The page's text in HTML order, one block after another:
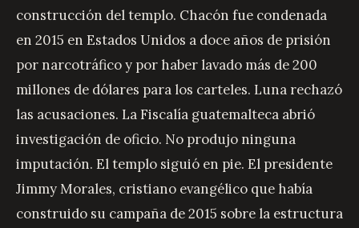
construcción del templo. Chacón fue condenada
en 2015 en Estados Unidos a doce años de prisión
por narcotráfico y por haber lavado más de 200
millones de dólares para los carteles. Luna rechazó
las acusaciones. La Fiscalía guatemalteca abrió
investigación de oficio. No produjo ninguna
imputación. El templo siguió en pie. El presidente
Jimmy Morales, cristiano evangélico que había
construido su campaña de 2015 sobre la estructura